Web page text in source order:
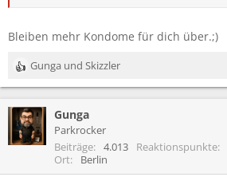
Bleiben mehr Kondome für dich über.;)
R
e
k
t
i
n
Gunga und Skizzler
Gunga
Parkrocker
Beiträge
4.013 Reaktionspunkte
Ort
Berlin